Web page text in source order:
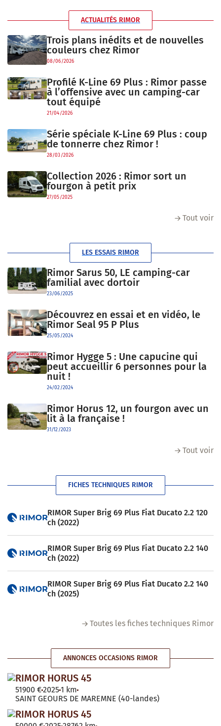
ACTUALITÉS RIMOR
Trois plans inédits et de nouvelles
couleurs chez Rimor
08/06/2026
Profilé K-Line 69 Plus : Rimor passe
à l’offensive avec un camping-car
tout équipé
21/04/2026
Série spéciale K-Line 69 Plus : coup
de tonnerre chez Rimor !
28/03/2026
Collection 2026 : Rimor sort un
fourgon à petit prix
27/05/2025
Tout voir
LES ESSAIS RIMOR
Rimor Sarus 50, LE camping-car
familial avec dortoir
23/06/2025
Découvrez en essai et en vidéo, le
Rimor Seal 95 P Plus
25/05/2024
Rimor Hygge 5 : Une capucine qui
peut accueillir 6 personnes pour la
nuit !
24/02/2024
Rimor Horus 12, un fourgon avec un
lit à la française !
31/12/2023
Tout voir
FICHES TECHNIQUES RIMOR
RIMOR Super Brig 69 Plus Fiat Ducato 2.2 120
ch (2022)
RIMOR Super Brig 69 Plus Fiat Ducato 2.2 140
ch (2022)
RIMOR Super Brig 69 Plus Fiat Ducato 2.2 140
ch (2025)
Toutes les fiches techniques Rimor
ANNONCES OCCASIONS RIMOR
RIMOR HORUS 45
51900 €20251 km
SAINT GEOURS DE MAREMNE (40-landes)
RIMOR HORUS 45